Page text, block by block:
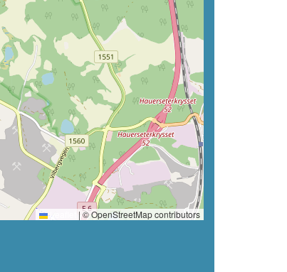
Leaflet | © OpenStreetMap contributors